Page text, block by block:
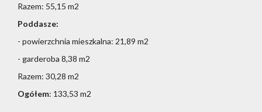
Razem: 55,15 m2
Poddasze:
- powierzchnia mieszkalna: 21,89 m2
- garderoba 8,38 m2
Razem: 30,28 m2
Ogółem: 133,53 m2